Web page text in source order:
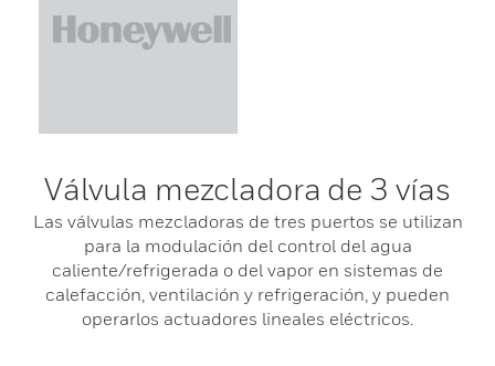
Válvula mezcladora de 3 vías
Las válvulas mezcladoras de tres puertos se utilizan
para la modulación del control del agua
caliente/refrigerada o del vapor en sistemas de
calefacción, ventilación y refrigeración, y pueden
operarlos actuadores lineales eléctricos.